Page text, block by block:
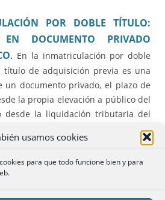
usamos cookies
para que todo funcione bien y para
POR DOBLE TÍTULO:
DOCUMENTO PRIVADO
. En la inmatriculación por doble
título de adquisición previa es una
un documento privado, el plazo de
la propia elevación a público del
desde la liquidación tributaria del
SIMPLE POR CANAL DE
VEZ DE POR PETICIÓN DE